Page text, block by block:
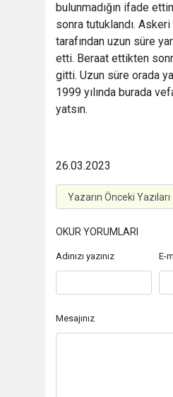
bulunmadığın ifade
sonra tutuklandı.
tarafından uzun süre
etti. Beraat ettikten
gitti. Uzun süre orada
1999 yılında burada
yatsın.
26.03.2023
OKUR YORUMLARI
Adınızı yazınız E-
Mesajınız